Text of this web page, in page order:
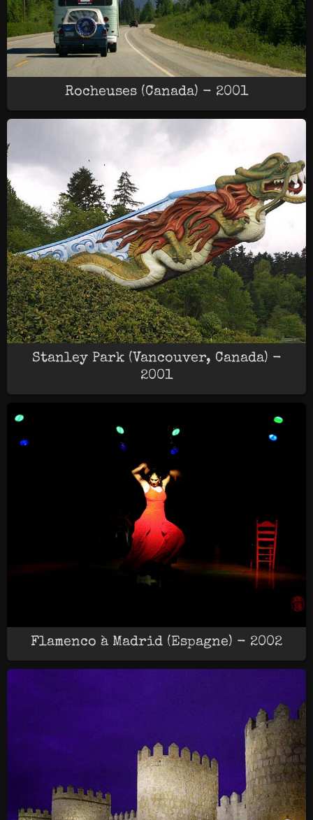
Rocheuses (Canada) - 2001
Stanley Park (Vancouver, Canada) -
2001
Flamenco à Madrid (Espagne) - 2002